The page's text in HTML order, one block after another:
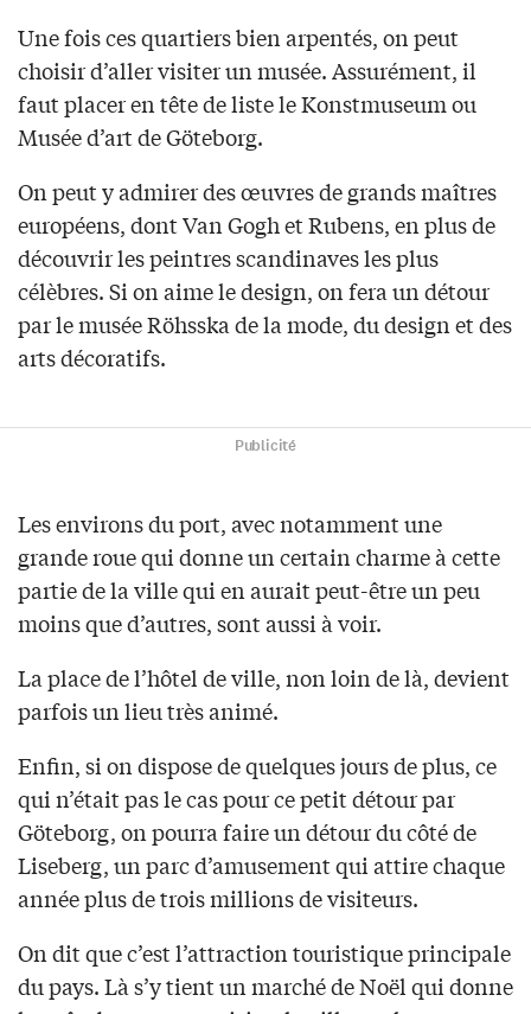
Une fois ces quartiers bien arpentés, on peut
choisir d’aller visiter un musée. Assurément, il
faut placer en tête de liste le Konstmuseum ou
Musée d’art de Göteborg.
On peut y admirer des œuvres de grands maîtres
européens, dont Van Gogh et Rubens, en plus de
découvrir les peintres scandinaves les plus
célèbres. Si on aime le design, on fera un détour
par le musée Röhsska de la mode, du design et des
arts décoratifs.
Publicité
Les environs du port, avec notamment une
grande roue qui donne un certain charme à cette
partie de la ville qui en aurait peut-être un peu
moins que d’autres, sont aussi à voir.
La place de l’hôtel de ville, non loin de là, devient
parfois un lieu très animé.
Enfin, si on dispose de quelques jours de plus, ce
qui n’était pas le cas pour ce petit détour par
Göteborg, on pourra faire un détour du côté de
Liseberg, un parc d’amusement qui attire chaque
année plus de trois millions de visiteurs.
On dit que c’est l’attraction touristique principale
du pays. Là s’y tient un marché de Noël qui donne